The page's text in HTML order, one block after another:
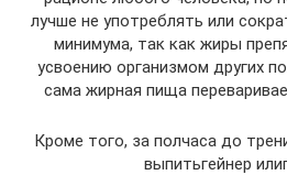
лучше не употреблять или
минимума, так как жиры
усвоению организмом других
сама жирная пища
Кроме того, за полчаса до
выпитьгейнер